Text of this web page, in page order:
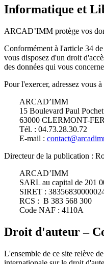
Informatique et
ARCAD’IMM protège vos
Conformément à l'article 34
vous disposez d'un droit
des données qui vous
Pour l'exercer, adressez vous à
ARCAD’IMM
15 Boulevard Paul
63000 CLERMONT-
Tél. : 04.73.28.30.72
E-mail :
Directeur de la publication :
ARCAD’IMM
SARL au capital de 201
SIRET :
RCS : B 383 568 300
Code NAF : 4110A
Droit d'auteur –
L'ensemble de ce site relève